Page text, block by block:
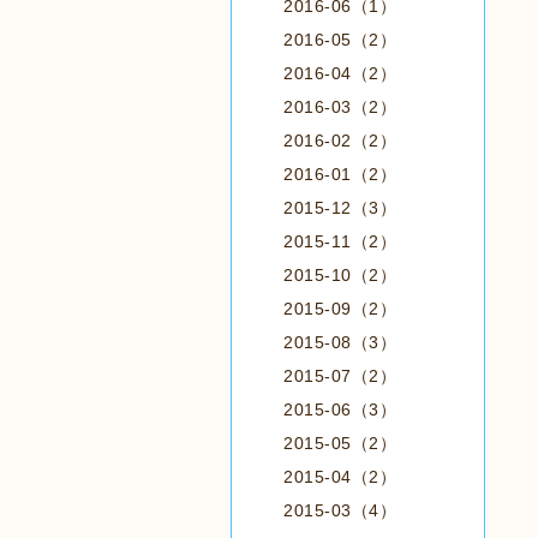
2016-06（1）
2016-05（2）
2016-04（2）
2016-03（2）
2016-02（2）
2016-01（2）
2015-12（3）
2015-11（2）
2015-10（2）
2015-09（2）
2015-08（3）
2015-07（2）
2015-06（3）
2015-05（2）
2015-04（2）
2015-03（4）